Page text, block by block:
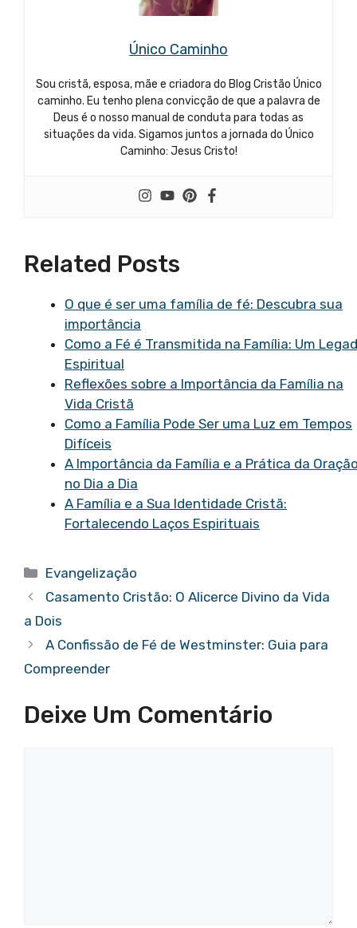
Único Caminho
Sou cristã, esposa, mãe e criadora do Blog Cristão Único
caminho. Eu tenho plena convicção de que a palavra de
Deus é o nosso manual de conduta para todas as
situações da vida. Sigamos juntos a jornada do Único
Caminho: Jesus Cristo!
Related Posts
O que é ser uma família de fé: Descubra sua
importância
Como a Fé é Transmitida na Família: Um
Espiritual
Reflexões sobre a Importância da Família na
Vida Cristã
Como a Família Pode Ser uma Luz em Tempos
Difíceis
A Importância da Família e a Prática da
no Dia a Dia
A Família e a Sua Identidade Cristã:
Fortalecendo Laços Espirituais
Categorias
Evangelização
Casamento Cristão: O Alicerce Divino da Vida
a Dois
A Confissão de Fé de Westminster: Guia para
Compreender
Deixe Um Comentário